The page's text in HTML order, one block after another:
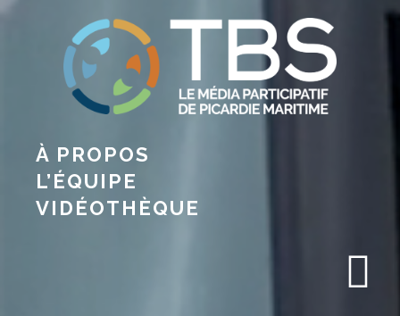
À PROPOS
L’ÉQUIPE
VIDÉOTHÈQUE